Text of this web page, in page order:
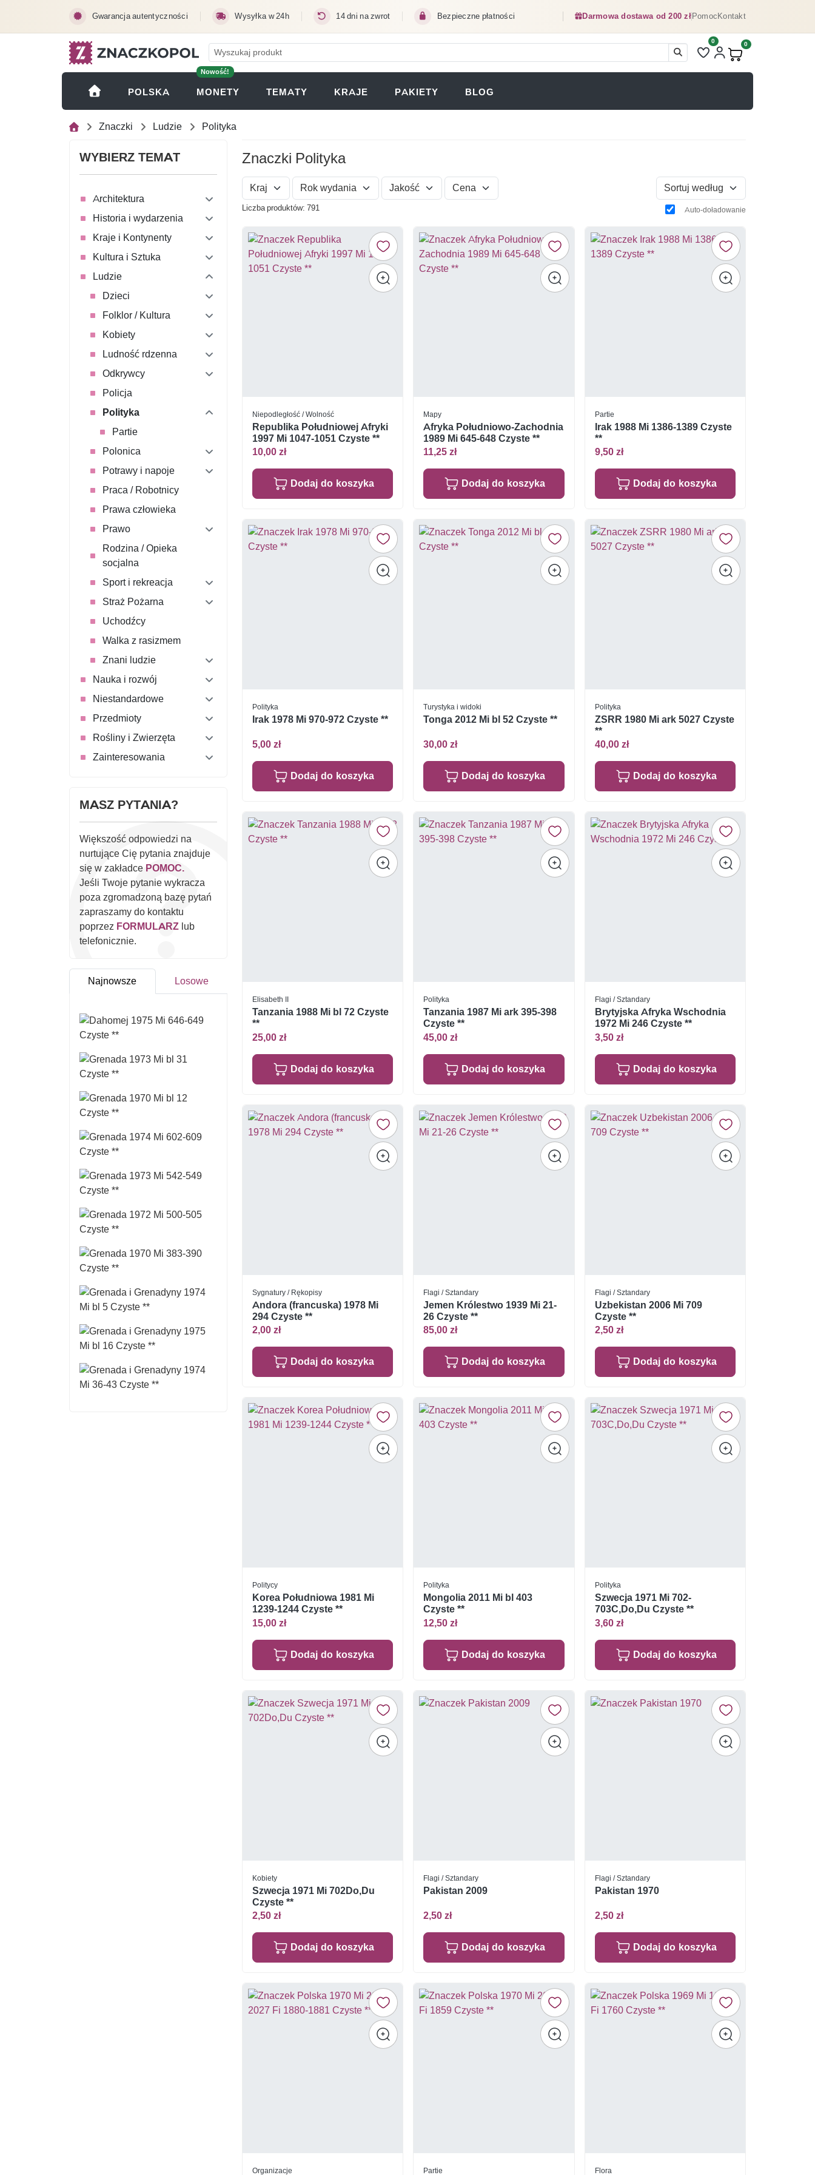
Gwarancja autentyczności Wysyłka w 24h 14 dni na zwrot Bezpieczne płatności Darmowa dostawa od 200 złPomocKontakt
Liczba pozycji na liście
0
Produkty w koszyku:
0
POLSKA
Nowość!
MONETY (OTWIERA SIĘ W NOWEJ KARCIE)
TEMATY KRAJE PAKIETY BLOG
Znaczki Ludzie Polityka
WYBIERZ TEMAT
Architektura
Historia i wydarzenia
Kraje i Kontynenty
Kultura i Sztuka
Ludzie
Dzieci
Folklor / Kultura
Kobiety
Ludność rdzenna
Odkrywcy
Policja
Polityka
Partie
Polonica
Potrawy i napoje
Praca / Robotnicy
Prawa człowieka
Prawo
Rodzina / Opieka
socjalna
Sport i rekreacja
Straż Pożarna
Uchodźcy
Walka z rasizmem
Znani ludzie
Nauka i rozwój
Niestandardowe
Przedmioty
Rośliny i Zwierzęta
Zainteresowania
MASZ PYTANIA?
Większość odpowiedzi na
nurtujące Cię pytania znajduje
się w zakładce POMOC.
Jeśli Twoje pytanie wykracza
poza zgromadzoną bazę pytań
zapraszamy do kontaktu
poprzez FORMULARZ lub
telefonicznie.
Najnowsze Losowe
Znaczki Polityka
Kraj Rok wydania Jakość Cena Sortuj według
Liczba produktów: 791 Auto-doładowanie
Niepodległość / Wolność
Republika Południowej Afryki
1997 Mi 1047-1051 Czyste **
10,00 zł
Dodaj do koszyka
Mapy
Afryka Południowo-Zachodnia
1989 Mi 645-648 Czyste **
11,25 zł
Dodaj do koszyka
Partie
Irak 1988 Mi 1386-1389 Czyste
**
9,50 zł
Dodaj do koszyka
Polityka
Irak 1978 Mi 970-972 Czyste **
5,00 zł
Dodaj do koszyka
Turystyka i widoki
Tonga 2012 Mi bl 52 Czyste **
30,00 zł
Dodaj do koszyka
Polityka
ZSRR 1980 Mi ark 5027 Czyste
**
40,00 zł
Dodaj do koszyka
Elisabeth II
Tanzania 1988 Mi bl 72 Czyste
**
25,00 zł
Dodaj do koszyka
Polityka
Tanzania 1987 Mi ark 395-398
Czyste **
45,00 zł
Dodaj do koszyka
Flagi / Sztandary
Brytyjska Afryka Wschodnia
1972 Mi 246 Czyste **
3,50 zł
Dodaj do koszyka
Sygnatury / Rękopisy
Andora (francuska) 1978 Mi
294 Czyste **
2,00 zł
Dodaj do koszyka
Flagi / Sztandary
Jemen Królestwo 1939 Mi 21-
26 Czyste **
85,00 zł
Dodaj do koszyka
Flagi / Sztandary
Uzbekistan 2006 Mi 709
Czyste **
2,50 zł
Dodaj do koszyka
Politycy
Korea Południowa 1981 Mi
1239-1244 Czyste **
15,00 zł
Dodaj do koszyka
Polityka
Mongolia 2011 Mi bl 403
Czyste **
12,50 zł
Dodaj do koszyka
Polityka
Szwecja 1971 Mi 702-
703C,Do,Du Czyste **
3,60 zł
Dodaj do koszyka
Kobiety
Szwecja 1971 Mi 702Do,Du
Czyste **
2,50 zł
Dodaj do koszyka
Flagi / Sztandary
Pakistan 2009
2,50 zł
Dodaj do koszyka
Flagi / Sztandary
Pakistan 1970
2,50 zł
Dodaj do koszyka
Organizacje Partie Flora